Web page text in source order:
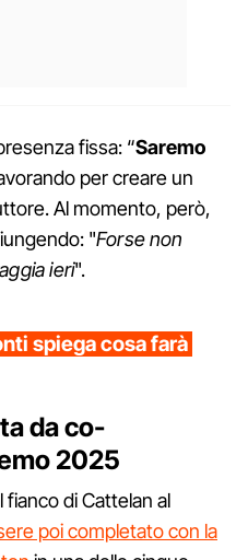
fissa: “Saremo
per creare un
Al momento, però,
"Forse non
ieri".
spiega cosa farà
da co-
2025
di Cattelan al
poi completato con la